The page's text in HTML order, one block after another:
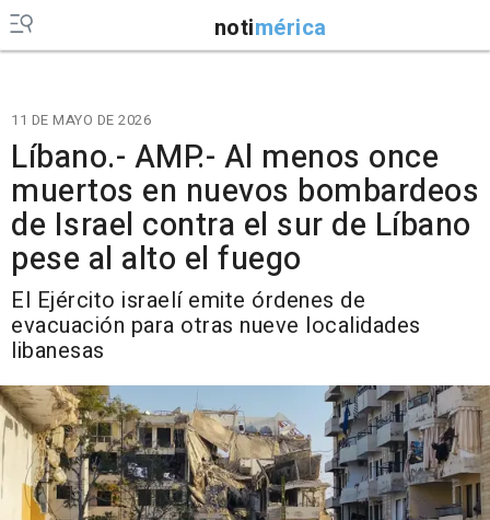
notimérica
11 DE MAYO DE 2026
Líbano.- AMP.- Al menos once
muertos en nuevos bombardeos
de Israel contra el sur de Líbano
pese al alto el fuego
El Ejército israelí emite órdenes de
evacuación para otras nueve localidades
libanesas